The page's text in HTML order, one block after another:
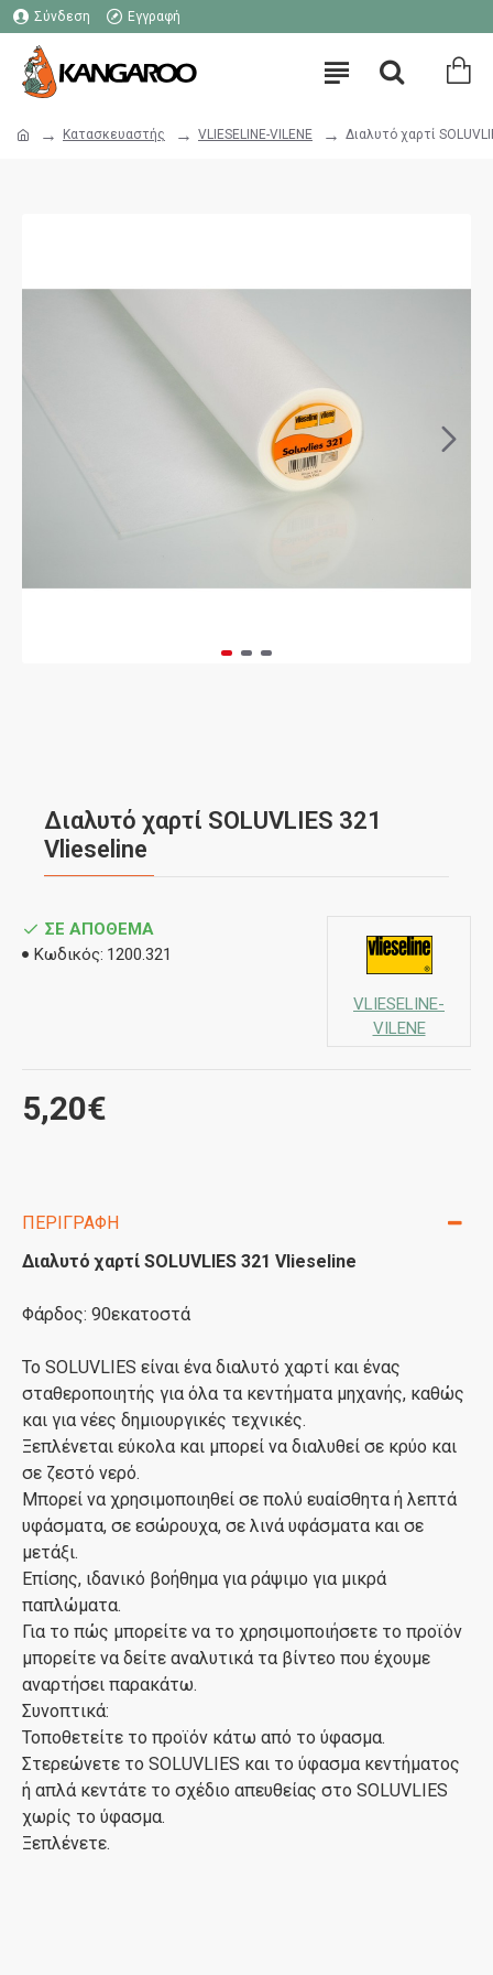
Σύνδεση Εγγραφή
Κατασκευαστής VLIESELINE-VILENE Διαλυτό χαρτί
Διαλυτό χαρτί SOLUVLIES 321
Vlieseline
5,20€
ΣΕ ΑΠΌΘΕΜΑ
Κωδικός: 1200.321
VLIESELINE-
VILENE
ΠΕΡΙΓΡΑΦΉ
Διαλυτό χαρτί SOLUVLIES 321 Vlieseline
Φάρδος: 90εκατοστά
To SOLUVLIES είναι ένα διαλυτό χαρτί και ένας
σταθεροποιητής για όλα τα κεντήματα μηχανής, καθώς
και για νέες δημιουργικές τεχνικές.
Ξεπλένεται εύκολα και μπορεί να διαλυθεί σε κρύο και
σε ζεστό νερό.
Μπορεί να χρησιμοποιηθεί σε πολύ ευαίσθητα ή λεπτά
υφάσματα, σε εσώρουχα, σε λινά υφάσματα και σε
μετάξι.
Επίσης, ιδανικό βοήθημα για ράψιμο για μικρά
παπλώματα.
Για το πώς μπορείτε να το χρησιμοποιήσετε το προϊόν
μπορείτε να δείτε αναλυτικά τα βίντεο που έχουμε
αναρτήσει παρακάτω.
Συνοπτικά:
Τοποθετείτε το προϊόν κάτω από το ύφασμα.
Στερεώνετε το SOLUVLIES και το ύφασμα κεντήματος
ή απλά κεντάτε το σχέδιο απευθείας στο SOLUVLIES
χωρίς το ύφασμα.
Ξεπλένετε.